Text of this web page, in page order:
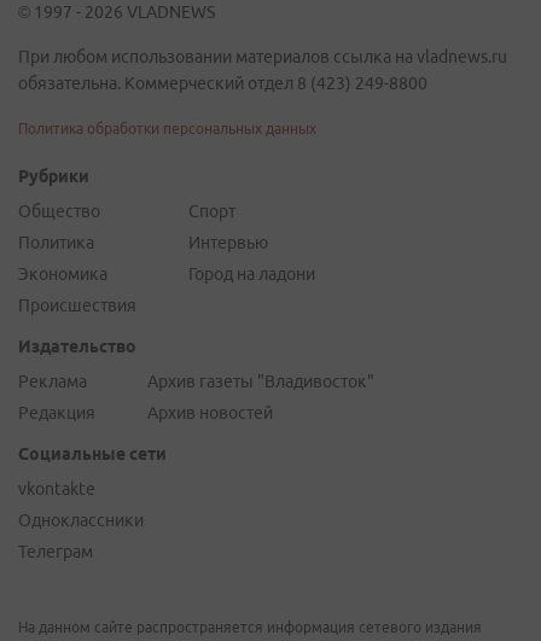
© 1997 - 2026 VLADNEWS
При любом использовании материалов ссылка на vladnews.ru
обязательна. Коммерческий отдел 8 (423) 249-8800
Политика обработки персональных данных
Рубрики
Общество
Политика
Экономика
Происшествия
Спорт
Интервью
Город на ладони
Издательство
Реклама
Редакция
Архив газеты "Владивосток"
Архив новостей
Социальные сети
vkontakte
Одноклассники
Телеграм
На данном сайте распространяется информация сетевого издания